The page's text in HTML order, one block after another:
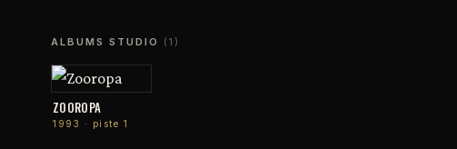
ALBUMS STUDIO (1)
ZOOROPA
1993 · piste 1